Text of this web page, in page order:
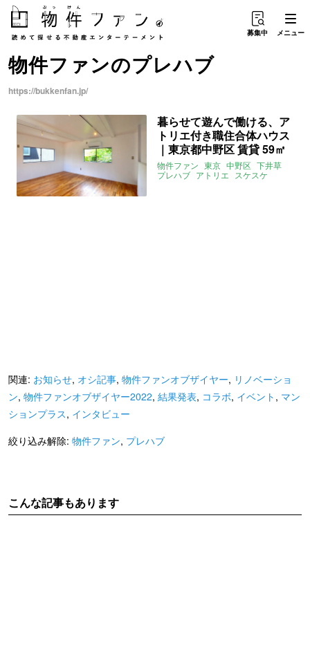
募集中 メニュー
物件ファンのプレハブ
https://bukkenfan.jp/
暮らせて遊んで働ける、ア
トリエ付き職住合体ハウス
｜東京都中野区 賃貸 59㎡
物件ファン 東京 中野区 下井草
プレハブ アトリエ スケスケ
関連: お知らせ, オシ記事, 物件ファンオブザイヤー, リノベーショ
ン, 物件ファンオブザイヤー2022, 結果発表, コラボ, イベント , マン
ションプラス, インタビュー
絞り込み解除: 物件ファン, プレハブ
こんな記事もあります